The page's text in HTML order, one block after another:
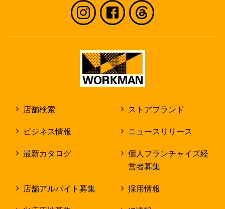
店舗検索 ストアブランド
ビジネス情報 ニュースリリース
最新カタログ
個人フランチャイズ経
営者募集
店舗アルバイト募集 採用情報